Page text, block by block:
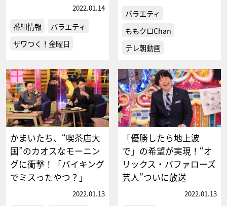
2022.01.14
番組情報
バラエティ
ザワつく！金曜日
バラエティ
ももクロChan
テレ朝動画
かまいたち、“喫茶店大
国”のカオスなモーニン
グに衝撃！「バイキング
でミスったやつ？」
2022.01.13
「優勝したら地上波
で」の希望が実現！“オ
リックス・バファローズ
芸人”ついに放送
2022.01.13